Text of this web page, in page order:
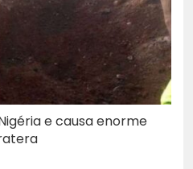
e causa enorme